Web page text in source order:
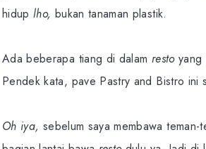
hiduplho, bukan tanaman plastik.
Ada beberapa tiang di dalam resto
Pendek kata, pave Pastry and Bistro ini
Oh iya, sebelum saya membawa